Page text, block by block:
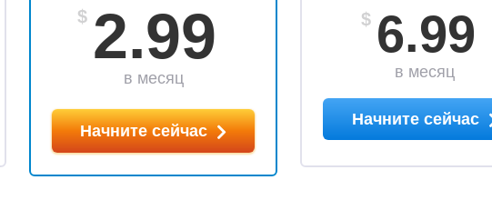
$ 2.99
в месяц
Начните сейчас
$ 6.99
в месяц
Начните сейчас